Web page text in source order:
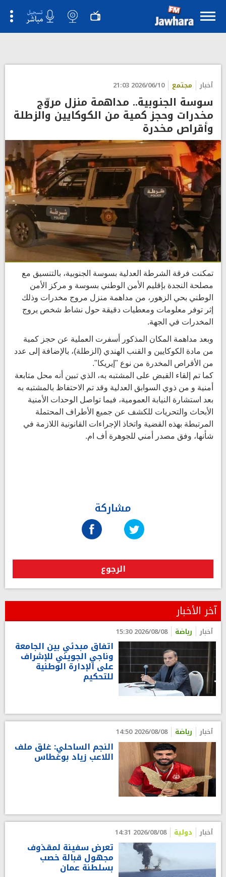
أخبار مجتمع 2026/06/10 21:03
سوسة الجنوبية.. مداهمة منزل مروّج
مخدرات وحجز كمية من الكوكايين والزطلة
وأقراص مخدرة
تمكنت فرقة الشرطة العدلية بسوسة الجنوبية، بالتنسيق مع
مصلحة النجدة بإقليم الأمن الوطني بسوسة و مركز الأمن
الوطني بحي الزهور، من مداهمة منزل مروج مخدرات وذلك
إثر توفر معلومات ومعطيات دقيقة حول نشاط شخص يروج
المخدرات في الجهة.
وبعد مداهمة المكان المذكور أسفرت العملية عن حجز كمية
من مادة الكوكايين و القنب الهندي (الزطلة)، بالإضافة إلى عدد
من الأقراص المخدرة من نوع "إيريكا".
كما تم إلقاء القبض على المشتبه به، الذي تبين أنه محل متابعة
أمنية و من ذوي السوابق العدلية وقد تم الاحتفاظ بالمشتبه به
بعد استشارة النيابة العمومية، فيما تواصل الوحدات الأمنية
الأبحاث والتحريات للكشف عن جميع الأطراف المحتملة
المرتبطة بهذه القضية واتخاذ الإجراءات القانونية اللازمة في
شأنها، وفق مصدر أمني للجوهرة أف ام.
مشاركة
الرجوع
آخر الأخبار
أخبار رياضة 2026/08/08 15:30
اتفاق مبدئي بين الجامعة
وناجي الجويني للإشراف
على الإدارة الوطنية
للتحكيم
أخبار رياضة 2026/08/08 14:50
النجم الساحلي: غلق ملف
اللاعب زياد بوغطاس
أخبار دولية 2026/08/08 14:31
تعرض سفينة لمقذوف
مجهول قبالة خصب
بسلطنة عمان